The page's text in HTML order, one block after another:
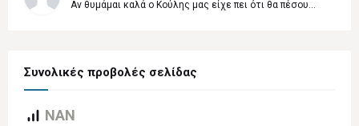
Αν θυμάμαι καλά ο Κούλης μας είχε πει ότι θα πέσου...
Συνολικές προβολές σελίδας
NAN